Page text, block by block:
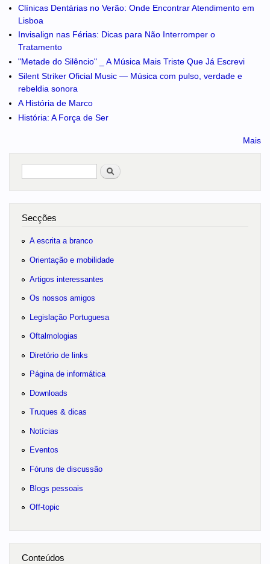
Clínicas Dentárias no Verão: Onde Encontrar Atendimento em
Lisboa
Invisalign nas Férias: Dicas para Não Interromper o
Tratamento
"Metade do Silêncio" _ A Música Mais Triste Que Já Escrevi
Silent Striker Oficial Music — Música com pulso, verdade e
rebeldia sonora
A História de Marco
História: A Força de Ser
Mais
Pesquisar
no portal
Secções
A escrita a branco
Orientação e mobilidade
Artigos interessantes
Os nossos amigos
Legislação Portuguesa
Oftalmologias
Diretório de links
Página de informática
Downloads
Truques & dicas
Notícias
Eventos
Fóruns de discussão
Blogs pessoais
Off-topic
Conteúdos